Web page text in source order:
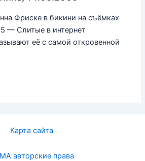
Фриске в бикини на съёмках
— Слитые в интернет
её с самой откровенной
Карта сайта
авторские права